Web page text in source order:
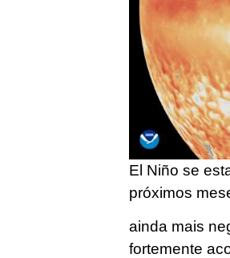
El Niño se
próximos
ainda mais
fortemente